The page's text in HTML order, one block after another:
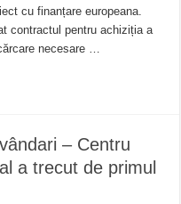
cu finanțare europeana.
contractul pentru achiziția a
necesare …
– Centru
a trecut de primul